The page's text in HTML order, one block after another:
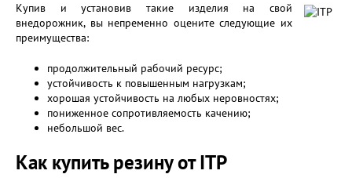
Купив и установив такие изделия на свой
внедорожник, вы непременно оцените следующие их
преимущества:
продолжительный рабочий ресурс;
устойчивость к повышенным нагрузкам;
хорошая устойчивость на любых неровностях;
пониженное сопротивляемость качению;
небольшой вес.
Как купить резину от ITP